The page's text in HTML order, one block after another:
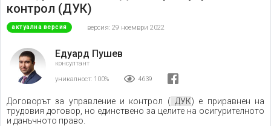
контрол (ДУК)
актуална версия версия: 29 ноември 2022
Едуард Пушев
консултант
уникалност: 100% 4639
Договорът за управление и контрол ( ДУК) е приравнен на
трудовия договор, но единствено за целите на осигурителното
и данъчното право.